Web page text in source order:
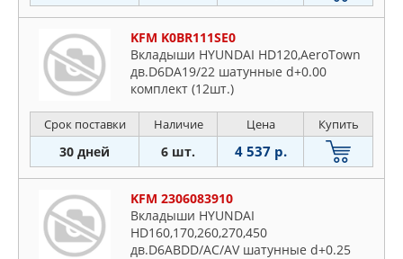
KFM K0BR111SE0
Вкладыши HYUNDAI HD120,AeroTown
дв.D6DA19/22 шатунные d+0.00
комплект (12шт.)
Срок поставки Наличие Цена Купить
30 дней 6 шт. 4 537 р.
KFM 2306083910
Вкладыши HYUNDAI
HD160,170,260,270,450
дв.D6ABDD/AC/AV шатунные d+0.25